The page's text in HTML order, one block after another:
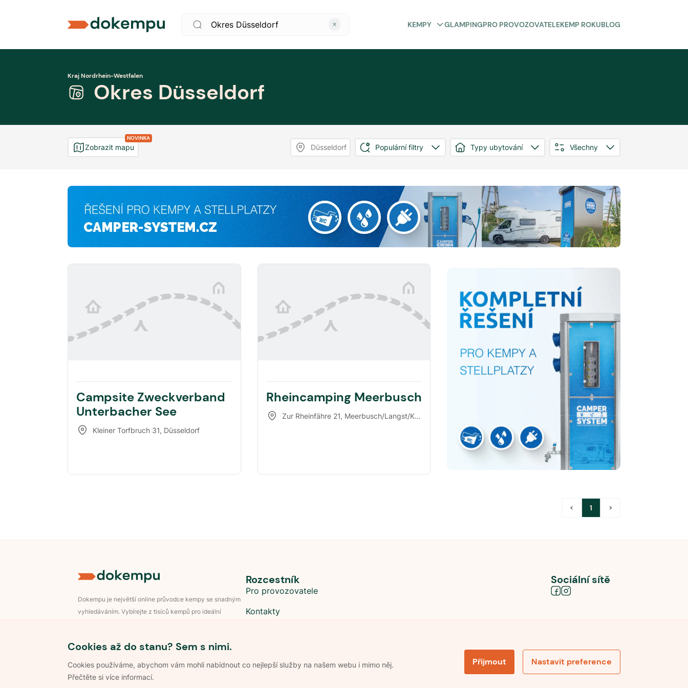
KEMPY GLAMPINGPRO PROVOZOVATELEKEMP ROKUBLOG
Kraj Nordrhein-Westfalen
Okres Düsseldorf
NOVINKA
Zobrazit mapu Düsseldorf Populární filtry Typy ubytování Všechny
Campsite Zweckverband
Unterbacher See
Kleiner Torfbruch 31, Düsseldorf
Rheincamping Meerbusch
Zur Rheinfähre 21, Meerbusch/Langst/Kierst
< 1 >
Cookies až do stanu? Sem s nimi.
Cookies používáme, abychom vám mohli nabídnout co nejlepší služby na našem webu i mimo něj.
Přečtěte si více informací.
Přijmout Nastavit preference
Dokempu je největší online průvodce kempy se snadným
vyhledáváním. Vybírejte z tisíců kempů pro ideální
Rozcestník
Pro provozovatele
Kontakty
Sociální sítě